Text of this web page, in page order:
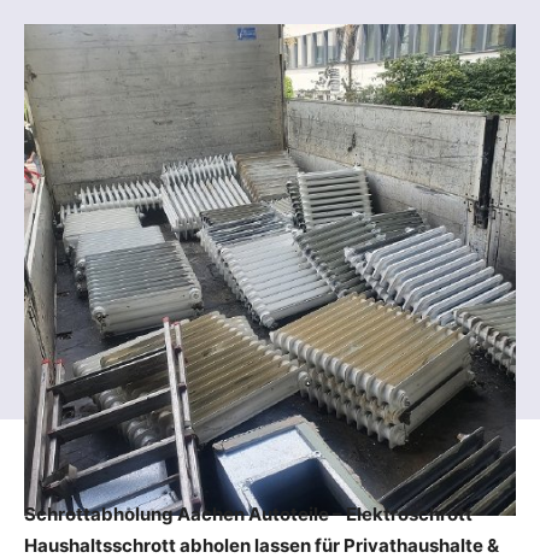
Schrottabholung Aachen Autoteile – Elektroschrott –
Haushaltsschrott abholen lassen für Privathaushalte &